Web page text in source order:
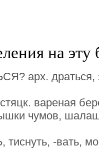
на эту
арх. драться,
вареная
чумов,
-вать,